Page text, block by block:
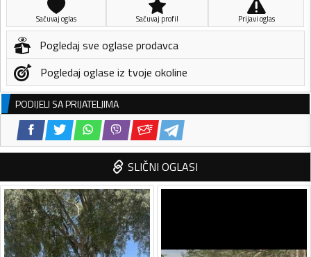
Sačuvaj oglas Sačuvaj profil Prijavi oglas
Pogledaj sve oglase prodavca
Pogledaj oglase iz tvoje okoline
PODIJELI SA PRIJATELJIMA
SLIČNI OGLASI